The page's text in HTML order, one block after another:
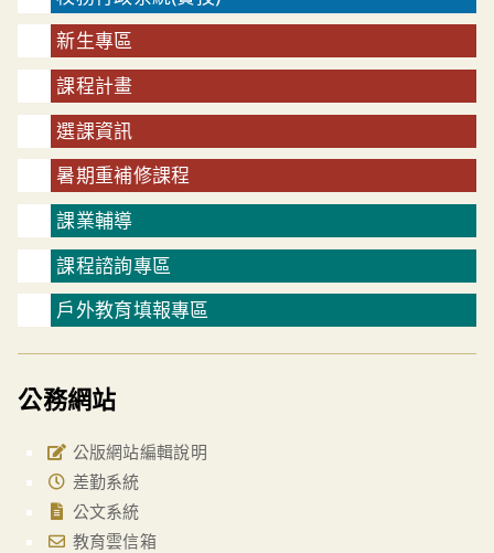
新生專區
課程計畫
選課資訊
暑期重補修課程
課業輔導
課程諮詢專區
戶外教育填報專區
公務網站
公版網站編輯說明
差勤系統
公文系統
教育雲信箱